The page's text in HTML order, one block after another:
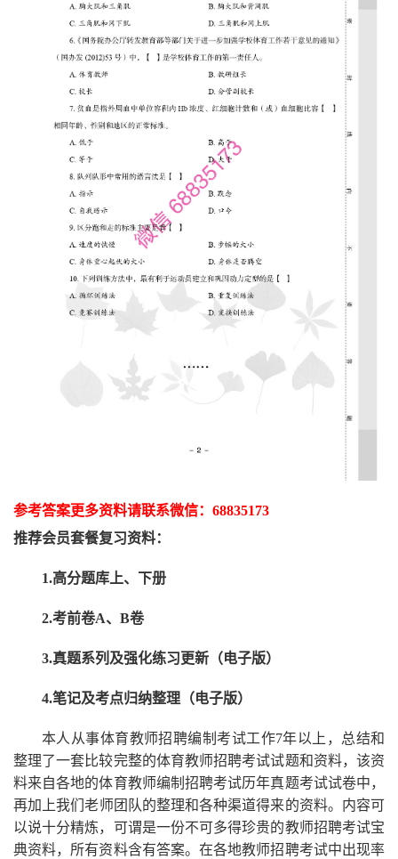
参考答案更多资料请联系微信： 68835173
推荐会员套餐复习资料：
1.高分题库上、下册
2.考前卷A、B卷
3.真题系列及强化练习更新（电子版）
4.笔记及考点归纳整理（电子版）
本人从事体育教师招聘编制考试工作7年以上，总结和
整理了一套比较完整的体育教师招聘考试试题和资料，该资
料来自各地的体育教师编制招聘考试历年真题考试试卷中，
再加上我们老师 团队的整理和各种渠道得来的资料。内容可
以说十分精炼，可谓是一份不可多得珍贵的教师招聘考试宝
典资料，所有资料含有答案。在各地教师招聘考试中出现率